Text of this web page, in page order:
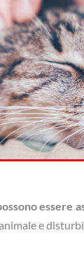
essere
e